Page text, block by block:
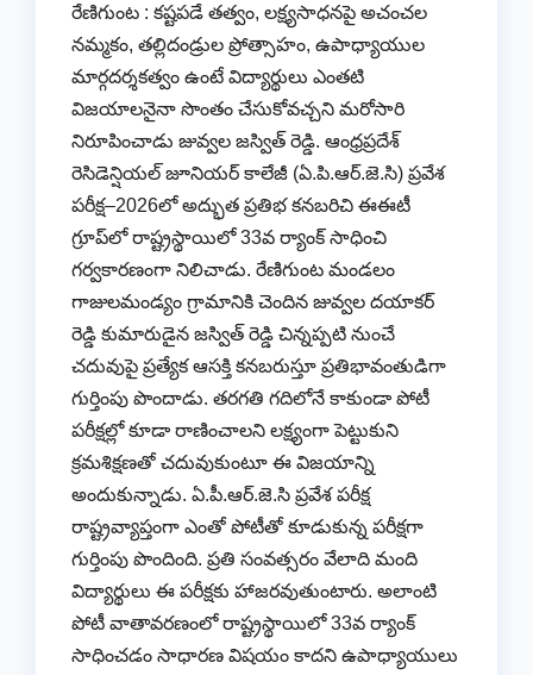
రేణిగుంట : కష్టపడే తత్వం, లక్ష్యసాధనపై అచంచల
నమ్మకం, తల్లిదండ్రుల ప్రోత్సాహం, ఉపాధ్యాయుల
మార్గదర్శకత్వం ఉంటే విద్యార్థులు ఎంతటి
విజయాలనైనా సొంతం చేసుకోవచ్చని మరోసారి
నిరూపించాడు జువ్వల జస్విత్ రెడ్డి. ఆంధ్రప్రదేశ్
రెసిడెన్షియల్ జూనియర్ కాలేజీ (ఏ.పి.ఆర్.జె.సి) ప్రవేశ
పరీక్ష–2026లో అద్భుత ప్రతిభ కనబరిచి ఈఈటీ
గ్రూప్‌లో రాష్ట్రస్థాయిలో 33వ ర్యాంక్ సాధించి
గర్వకారణంగా నిలిచాడు. రేణిగుంట మండలం
గాజులమండ్యం గ్రామానికి చెందిన జువ్వల దయాకర్
రెడ్డి కుమారుడైన జస్విత్ రెడ్డి చిన్నప్పటి నుంచే
చదువుపై ప్రత్యేక ఆసక్తి కనబరుస్తూ ప్రతిభావంతుడిగా
గుర్తింపు పొందాడు. తరగతి గదిలోనే కాకుండా పోటీ
పరీక్షల్లో కూడా రాణించాలని లక్ష్యంగా పెట్టుకుని
క్రమశిక్షణతో చదువుకుంటూ ఈ విజయాన్ని
అందుకున్నాడు. ఏ.పీ.ఆర్.జె.సి ప్రవేశ పరీక్ష
రాష్ట్రవ్యాప్తంగా ఎంతో పోటీతో కూడుకున్న పరీక్షగా
గుర్తింపు పొందింది. ప్రతి సంవత్సరం వేలాది మంది
విద్యార్థులు ఈ పరీక్షకు హాజరవుతుంటారు. అలాంటి
పోటీ వాతావరణంలో రాష్ట్రస్థాయిలో 33వ ర్యాంక్
సాధించడం సాధారణ విషయం కాదని ఉపాధ్యాయులు